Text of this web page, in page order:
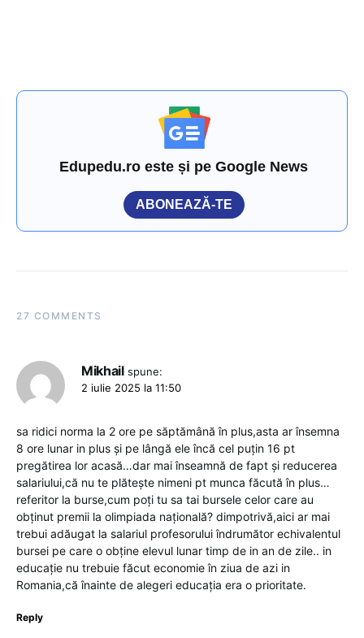
Edupedu.ro este și pe Google News
ABONEAZĂ-TE
27 COMMENTS
Mikhail spune:
2 iulie 2025 la 11:50
sa ridici norma la 2 ore pe săptămână în plus,asta ar însemna
8 ore lunar in plus și pe lângă ele încă cel puțin 16 pt
pregătirea lor acasă…dar mai înseamnă de fapt și reducerea
salariului,că nu te plătește nimeni pt munca făcută în plus…
referitor la burse,cum poți tu sa tai bursele celor care au
obținut premii la olimpiada națională? dimpotrivă,aici ar mai
trebui adăugat la salariul profesorului îndrumător echivalentul
bursei pe care o obține elevul lunar timp de in an de zile.. in
educație nu trebuie făcut economie în ziua de azi in
Romania,că înainte de alegeri educația era o prioritate.
Reply